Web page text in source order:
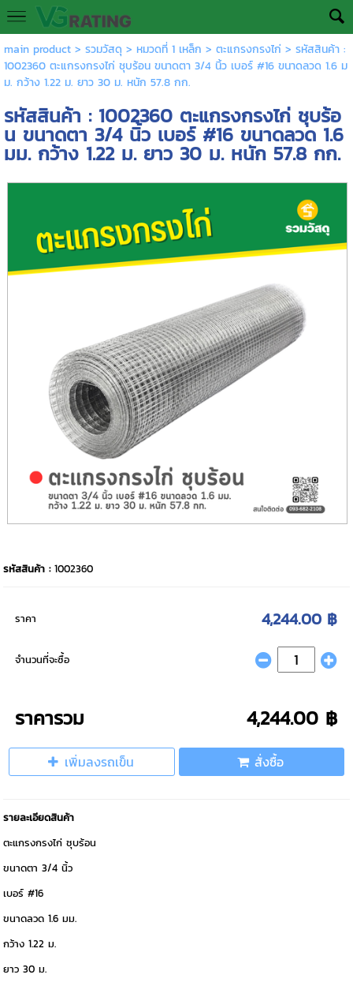
main product> รวมวัสดุ > หมวดที่ 1 เหล็ก > ตะแกรงกรงไก่ > รหัสสินค้า :
1002360 ตะแกรงกรงไก่ ชุบร้อน ขนาดตา 3/4 นิ้ว เบอร์ #16 ขนาดลวด 1.6 ม
ม. กว้าง 1.22 ม. ยาว 30 ม. หนัก 57.8 กก.
รหัสสินค้า : 1002360 ตะแกรงกรงไก่ ชุบร้อ
น ขนาดตา 3/4 นิ้ว เบอร์ #16 ขนาดลวด 1.6
มม. กว้าง 1.22 ม. ยาว 30 ม. หนัก 57.8 กก.
รหัสสินค้า :1002360
ราคา 4,244.00 ฿
จำนวนที่จะซื้อ
ราคารวม 4,244.00 ฿
เพิ่มลงรถเข็น สั่งซื้อ
รายละเอียดสินค้า
ตะแกรงกรงไก่ ชุบร้อน
ขนาดตา 3/4 นิ้ว
เบอร์ #16
ขนาดลวด 1.6 มม.
กว้าง 1.22 ม.
ยาว 30 ม.